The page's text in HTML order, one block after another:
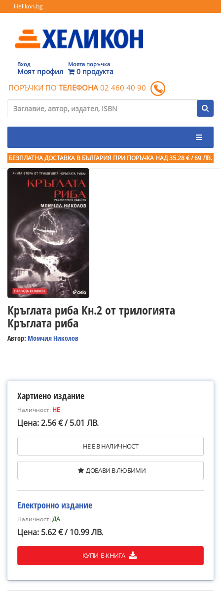
Helikon.bg
Вход
Моят профил
Моята поръчка
0 продукта
ПОРЪЧКИ ПО ТЕЛЕФОНА 02 460 40 90
БЕЗПЛАТНА ДОСТАВКА В БЪЛГАРИЯ ПРИ ПОРЪЧКА НАД 35.28 € / 69 ЛВ.
Кръглата риба Кн.2 от трилогията
Кръглата риба
Автор: Момчил Николов
Хартиено издание
Наличност: НЕ
Цена: 2.56 € / 5.01 ЛВ.
НЕ Е В НАЛИЧНОСТ
ДОБАВИ В ЛЮБИМИ
Електронно издание
Наличност:ДА
Цена: 5.62 € / 10.99 ЛВ.
КУПИ Е-КНИГА